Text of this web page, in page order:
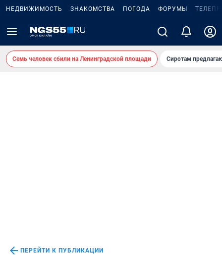
НЕДВИЖИМОСТЬ ЗНАКОМСТВА ПОГОДА ФОРУМЫ
Семь человек сбили на Ленинградской площади Сиротам
ПЕРЕЙТИ К ПУБЛИКАЦИИ